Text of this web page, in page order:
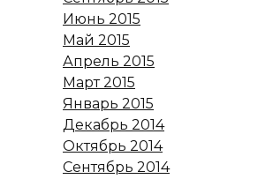
Июнь 2015
Май 2015
Апрель 2015
Март 2015
Январь 2015
Декабрь 2014
Октябрь 2014
Сентябрь 2014